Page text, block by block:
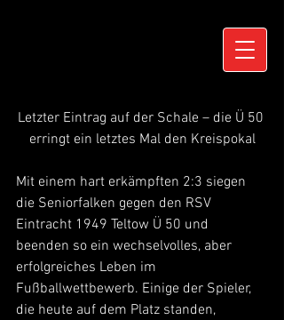
Letzter Eintrag auf der Schale – die Ü 50
erringt ein letztes Mal den Kreispokal
Mit einem hart erkämpften 2:3 siegen
die Seniorfalken gegen den RSV
Eintracht 1949 Teltow Ü 50 und
beenden so ein wechselvolles, aber
erfolgreiches Leben im
Fußballwettbewerb. Einige der Spieler,
die heute auf dem Platz standen,